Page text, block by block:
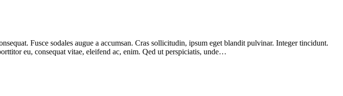
Fusce sodales augue a accumsan. Cras sollicitudin, ipsum eget blandit pulvinar. Integer tincidunt.
eu, consequat vitae, eleifend ac, enim. Qed ut perspiciatis, unde…